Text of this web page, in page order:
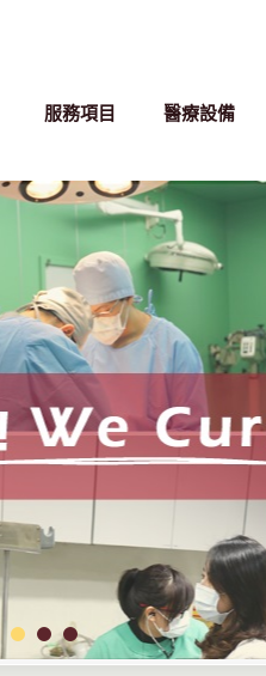
服務項目 醫療設備